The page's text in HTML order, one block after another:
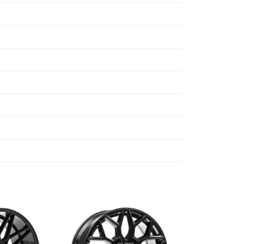
Add to
wishlist
Add to
wishlist